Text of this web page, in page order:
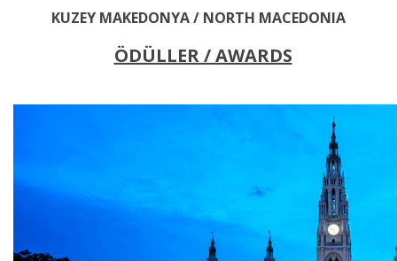
KUZEY MAKEDONYA / NORTH MACEDONIA
ÖDÜLLER / AWARDS